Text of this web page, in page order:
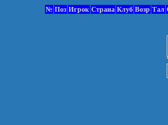
№ Поз Игрок Страна Клуб Возр Тал